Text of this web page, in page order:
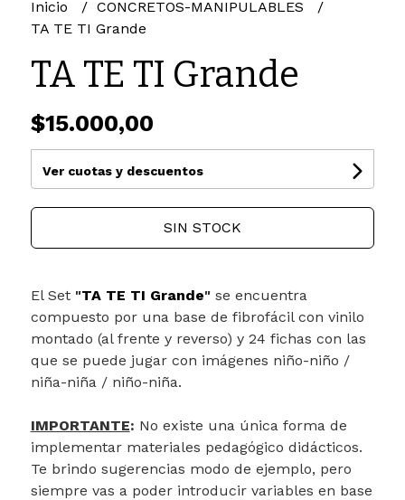
Inicio
CONCRETOS-MANIPULABLES
TA TE TI Grande
TA TE TI Grande
$15.000,00
Ver cuotas y descuentos
SIN STOCK
El Set "TA TE TI Grande" se encuentra
compuesto por una base de fibrofácil con vinilo
montado (al frente y reverso) y 24 fichas con las
que se puede jugar con imágenes niño-niño /
niña-niña / niño-niña.
IMPORTANTE: No existe una única forma de
implementar materiales pedagógico didácticos.
Te brindo sugerencias modo de ejemplo, pero
siempre vas a poder introducir variables en base